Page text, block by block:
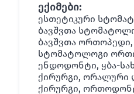
ექიმები:
ესთეტიკური
ბავშვთა
ბავშვთა ორთოპედი,
სტომატოლოგი
ენდოდონტი, ყბა-
ქირურგი, ორალური
ქირურგი,